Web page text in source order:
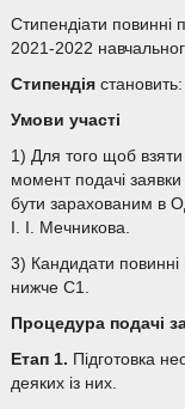
Стипендіати повинні
2021-2022
Стипендія
Умови участі
1) Для того щоб
момент подачі заявки
бути зарахованим в
І. І. Мечникова.
3) Кандидати повинні
нижче С1.
Процедура подачі
Етап 1. Підготовка
деяких із них.